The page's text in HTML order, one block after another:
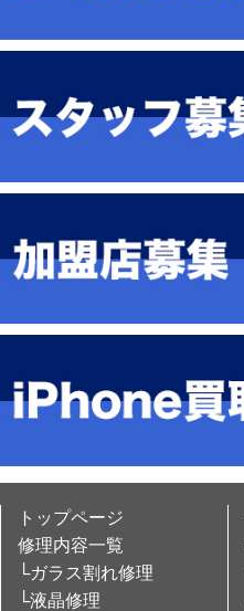
トップページ
修理内容一覧
└ガラス割れ修理
└液晶修理